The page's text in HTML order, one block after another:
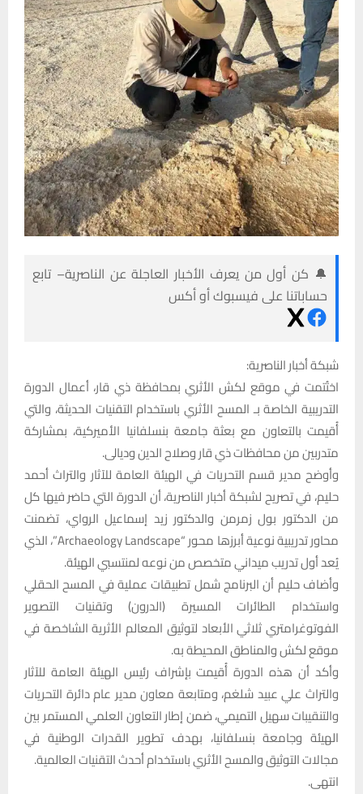
🔔 كن أول من يعرف الأخبار العاجلة عن الناصرية– تابع
حساباتنا على فيسبوك أو أكس
شبكة أخبار الناصرية:
اختُتمت في موقع لكش الأثري بمحافظة ذي قار، أعمال الدورة
التدريبية الخاصة بـ المسح الأثري باستخدام التقنيات الحديثة، والتي
أُقيمت بالتعاون مع بعثة جامعة بنسلفانيا الأميركية، بمشاركة
متدربين من محافظات ذي قار وصلاح الدين وديالى.
وأوضح مدير قسم التحريات في الهيئة العامة للآثار والتراث أحمد
حليم، في تصريح لشبكة أخبار الناصرية، أن الدورة التي حاضر فيها كل
من الدكتور بول زمرمن والدكتور زيد إسماعيل الرواي، تضمنت
محاور تدريبية نوعية أبرزها محور “Archaeology Landscape”، الذي
يُعد أول تدريب ميداني متخصص من نوعه لمنتسبي الهيئة.
وأضاف حليم أن البرنامج شمل تطبيقات عملية في المسح الحقلي
واستخدام الطائرات المسيرة (الدرون) وتقنيات التصوير
الفوتوغرامتري ثلاثي الأبعاد لتوثيق المعالم الأثرية الشاخصة في
موقع لكش والمناطق المحيطة به.
وأكد أن هذه الدورة أُقيمت بإشراف رئيس الهيئة العامة للآثار
والتراث علي عبيد شلغم، ومتابعة معاون مدير عام دائرة التحريات
والتنقيبات سهيل التميمي، ضمن إطار التعاون العلمي المستمر بين
الهيئة وجامعة بنسلفانيا، بهدف تطوير القدرات الوطنية في
مجالات التوثيق والمسح الأثري باستخدام أحدث التقنيات العالمية.
انتهى.